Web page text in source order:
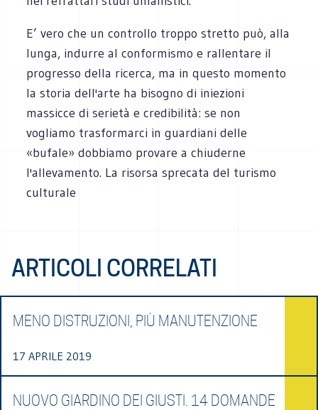
E’ vero che un controllo troppo stretto può, alla
lunga, indurre al conformismo e rallentare il
progresso della ricerca, ma in questo momento
la storia dell'arte ha bisogno di iniezioni
massicce di serietà e credibilità: se non
vogliamo trasformarci in guardiani delle
«bufale» dobbiamo provare a chiuderne
l'allevamento. La risorsa sprecata del turismo
culturale
ARTICOLI CORRELATI
MENO DISTRUZIONI, PIÙ MANUTENZIONE
17 APRILE 2019
NUOVO GIARDINO DEI GIUSTI. 14 DOMANDE